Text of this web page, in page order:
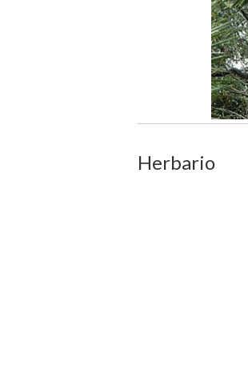
Herbario